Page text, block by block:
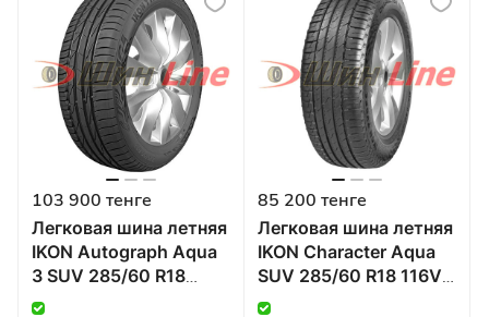
103 900 тенге
Легковая шина летняя
IKON Autograph Aqua
3 SUV 285/60 R18
85 200 тенге
Легковая шина летняя
IKON Character Aqua
SUV 285/60 R18 116V в
Казахстане